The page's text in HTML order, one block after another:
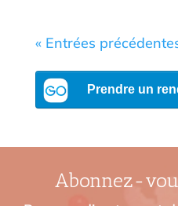
« Entrées
Abonnez-